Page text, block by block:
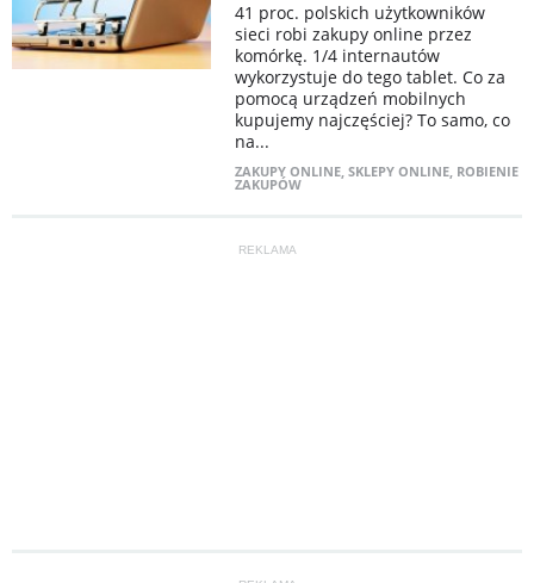
41 proc. polskich użytkowników
sieci robi zakupy online przez
komórkę. 1/4 internautów
wykorzystuje do tego tablet. Co za
pomocą urządzeń mobilnych
kupujemy najczęściej? To samo, co
na...
ZAKUPY ONLINE, SKLEPY ONLINE, ROBIENIE
ZAKUPÓW
REKLAMA